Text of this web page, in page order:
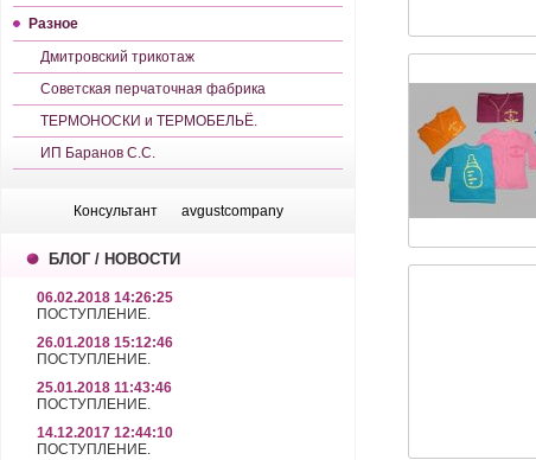
Разное
Дмитровский трикотаж
Советская перчаточная фабрика
ТЕРМОНОСКИ и ТЕРМОБЕЛЬЁ.
ИП Баранов С.С.
Консультант avgustcompany
БЛОГ / НОВОСТИ
06.02.2018 14:26:25
ПОСТУПЛЕНИЕ.
26.01.2018 15:12:46
ПОСТУПЛЕНИЕ.
25.01.2018 11:43:46
ПОСТУПЛЕНИЕ.
14.12.2017 12:44:10
ПОСТУПЛЕНИЕ.